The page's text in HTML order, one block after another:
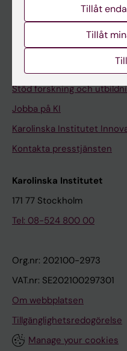
Medarbetarportalen
Kontakta och besök KI
Universitetsbiblioteket
Stöd forskning och
Jobba på KI
Karolinska Institutet
Kontakta presstjänsten
Karolinska Institutet
171 77 Stockholm
Tel: 08-524 800 00
Org.nr: 202100-2973
VAT.nr: SE202100297301
Om webbplatsen
Tillgänglighetsredogörelse
Manage your cookies
Tillåt
Tillåt